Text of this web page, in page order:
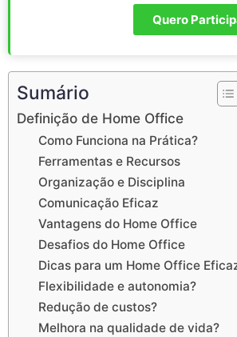
Quero
Sumário
Definição de Home Office
Como Funciona na Prática?
Ferramentas e Recursos
Organização e Disciplina
Comunicação Eficaz
Vantagens do Home Office
Desafios do Home Office
Dicas para um Home Office
Flexibilidade e autonomia?
Redução de custos?
Melhora na qualidade de vida?